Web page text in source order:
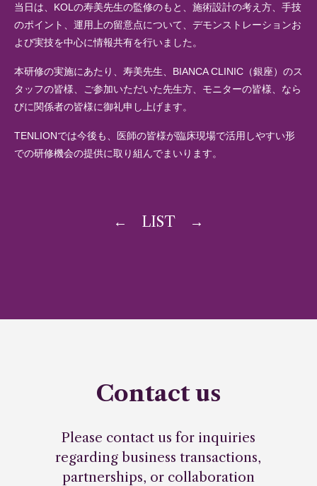
当日は、KOLの寿美先生の監修のもと、施術設計の考え方、手技
のポイント、運用上の留意点について、デモンストレーションお
よび実技を中心に情報共有を行いました。
本研修の実施にあたり、寿美先生、BIANCA CLINIC（銀座）のス
タッフの皆様、ご参加いただいた先生方、モニターの皆様、なら
びに関係者の皆様に御礼申し上げます。
TENLIONでは今後も、医師の皆様が臨床現場で活用しやすい形
での研修機会の提供に取り組んでまいります。
← LIST →
Contact us
Please contact us for inquiries
regarding business transactions,
partnerships, or collaboration